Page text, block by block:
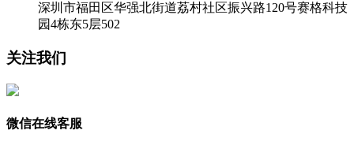
深圳市福田区华强北街道荔村社区振兴路120号赛格科技
园4栋东5层502
关注我们
微信在线客服